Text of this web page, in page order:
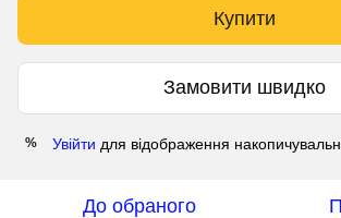
Купити
Замовити швидко
% Увійти для відображення
До обраного